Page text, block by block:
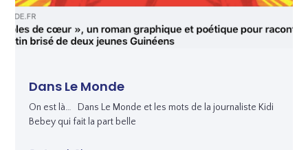
Dans Le Monde
On est là… Dans Le Monde et les mots de la journaliste Kidi
Bebey qui fait la part belle